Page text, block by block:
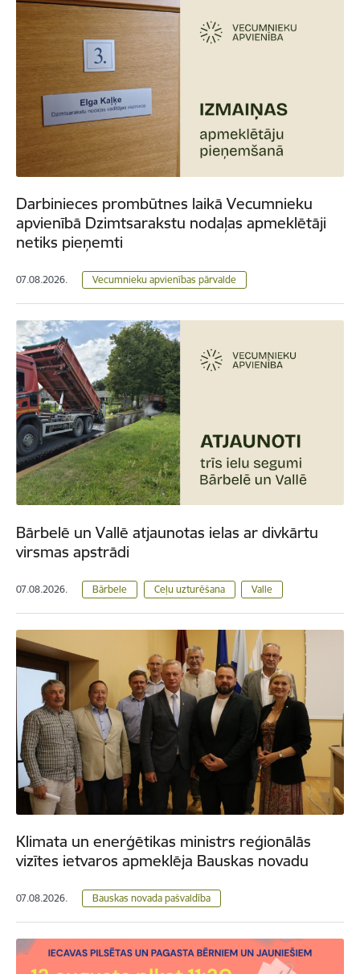
Darbinieces prombūtnes laikā Vecumnieku
apvienībā Dzimtsarakstu nodaļas apmeklētāji
netiks pieņemti
07.08.2026. Vecumnieku apvienības pārvalde
Bārbelē un Vallē atjaunotas ielas ar divkārtu
virsmas apstrādi
07.08.2026. Bārbele Ceļu uzturēšana Valle
Klimata un enerģētikas ministrs reģionālās
vizītes ietvaros apmeklēja Bauskas novadu
07.08.2026. Bauskas novada pašvaldība